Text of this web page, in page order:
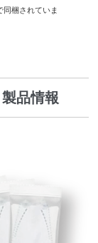
梱されていま
品情報